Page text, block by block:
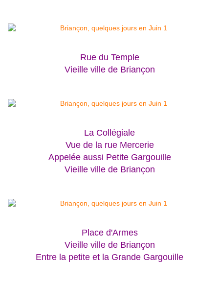
Rue du Temple
Vieille ville de Briançon
La Collégiale
Vue de la rue Mercerie
Appelée aussi Petite Gargouille
Vieille ville de Briançon
Place d'Armes
Vieille ville de Briançon
Entre la petite et la Grande Gargouille